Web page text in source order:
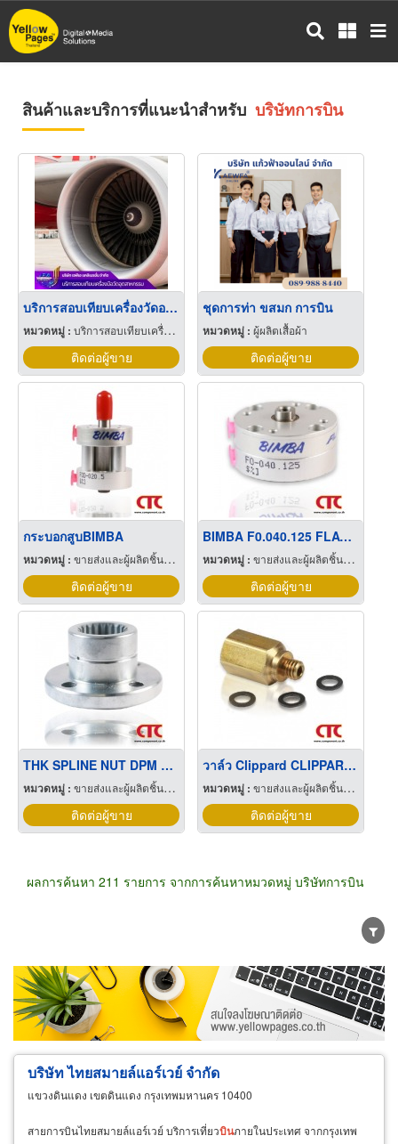
ข้าม
ไป
สินค้าและบริการที่แนะนำสำหรับ บริษัทการบิน
บริการสอบเทียบเครื่องวัดอากาศยานและการบิน
หมวดหมู่ : บริการสอบเทียบเครื่องมือวัด
ติดต่อผู้ขาย
ชุดการท่า ขสมก การบิน
หมวดหมู่ :ผู้ผลิตเสื้อผ้า
ติดต่อผู้ขาย
กระบอกสูบBIMBA
หมวดหมู่ : ขายส่งและผู้ผลิตชิ้นส่วนและอะไหล่เครื่องจักรกล
ติดต่อผู้ขาย
BIMBA F0.040.125 FLAT CYLINDER
หมวดหมู่ :ขายส่งและผู้ผลิตชิ้นส่วนและอะไหล่เครื่องจักรกล
ติดต่อผู้ขาย
THK SPLINE NUT DPM 3040
หมวดหมู่ : ขายส่งและผู้ผลิตชิ้นส่วนและอะไหล่เครื่องจักรกล
ติดต่อผู้ขาย
วาล์ว Clippard CLIPPARD MCV-1 CHECK VALVE, BRASS FITTING
หมวดหมู่ :ขายส่งและผู้ผลิตชิ้นส่วนและอะไหล่เครื่องจักรกล
ติดต่อผู้ขาย
ผลการค้นหา 211 รายการ จากการค้นหาหมวดหมู่ บริษัทการบิน
ขายส่ง ขายปลีก ผู้ผลิต
ตัวแทนจัดจำหน่าย
ผู้ส่งออก/นำเข้า
ธุรกิจบริการ
บริษัท ไทยสมายล์แอร์เวย์ จำกัด
แขวงดินแดง เขตดินแดง กรุงเทพมหานคร 10400
สายการบินไทยสมายล์แอร์เวย์ บริการเที่ยวบินภายในประเทศ จากกรุงเทพ